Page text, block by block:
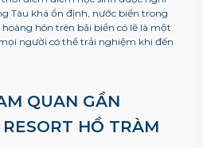
Tàu khá ổn định, nước biển trong
hôn trên bãi biển có lẽ là một
người có thể trải nghiệm khi đến
QUAN GẦN
HỒ TRÀM